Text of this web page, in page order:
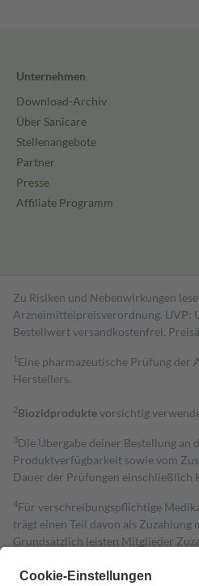
Unternehmen
Download-Archiv
Über Sanicare
Stellenangebote
Partner
Presse
Affiliate Programm
Zu Risiken und Nebenwirkungen
Arzneimittelpreisverordnung. UVP:
Bestell­wert versand­kosten­frei.
1 Eine pharmazeutische Prüfung
Herstellers.
2Biozidproduktevorsichtig
3Die Übergabe deiner Bestellung an
Produktverfügbarkeit sowie vom
Dauer der Prüfungen einschließlich
4Für verschreibungspflichtige
trägt einen Teil davon als Zuzahlung
Grundsätzlich leisten Mitglieder
Diese Regeln gelten grundsätzlich